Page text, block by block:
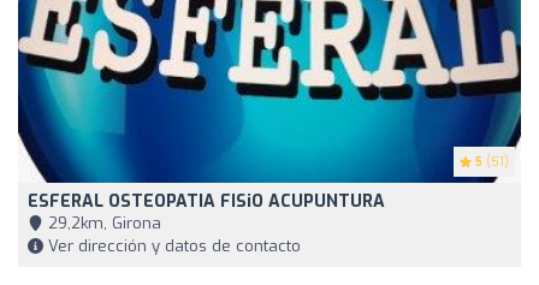
5 (51)
ESFERAL OSTEOPATIA FISiO ACUPUNTURA
29,2km, Girona
Ver dirección y datos de contacto